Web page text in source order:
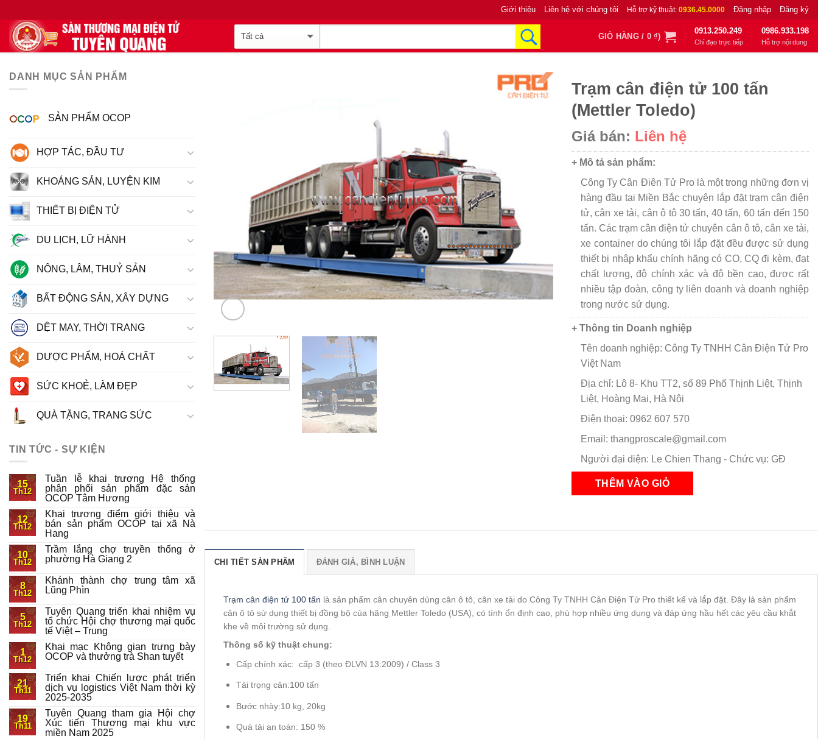
Giới thiệu Liên hệ với chúng tôi Hỗ trợ kỹ thuật: 0936.45.0000 Đăng nhập Đăng ký
GIỎ HÀNG / 0₫)
0913.250.249
Chỉ đạo trực tiếp
0986.933.198
Hỗ trợ nội dung
DANH MỤC SẢN PHẨM
SẢN PHẨM OCOP
HỢP TÁC, ĐẦU TƯ
KHOÁNG SẢN, LUYỆN KIM
THIẾT BỊ ĐIỆN TỬ
DU LỊCH, LỮ HÀNH
NÔNG, LÂM, THUỶ SẢN
BẤT ĐỘNG SẢN, XÂY DỰNG
DỆT MAY, THỜI TRANG
DƯỢC PHẨM, HOÁ CHẤT
SỨC KHOẺ, LÀM ĐẸP
QUÀ TẶNG, TRANG SỨC
TIN TỨC - SỰ KIỆN
15
Th12
Tuần lễ khai trương Hệ thống
phân phối sản phẩm đặc sản
OCOP Tâm Hương
12
Th12
Khai trương điểm giới thiệu và
bán sản phẩm OCOP tại xã Nà
Hang
10
Th12
Trầm lắng chợ truyền thống ở
phường Hà Giang 2
8
Th12
Khánh thành chợ trung tâm xã
Lũng Phìn
5
Th12
Tuyên Quang triển khai nhiệm vụ
tổ chức Hội chợ thương mại quốc
tế Việt – Trung
1
Th12
Khai mạc Không gian trưng bày
OCOP và thưởng trà Shan tuyết
21
Th11
Triển khai Chiến lược phát triển
dịch vụ logistics Việt Nam thời kỳ
2025-2035
19
Th11
Tuyên Quang tham gia Hội chợ
Xúc tiến Thương mại khu vực
miền Nam 2025
Trạm cân điện tử 100 tấn
(Mettler Toledo)
Giá bán: Liên hệ
+ Mô tả sản phẩm:
Công Ty Cân Điên Tử Pro là một trong những đơn vị
hàng đầu tại Miền Bắc chuyên lắp đặt trạm cân điện
tử, cân xe tải, cân ô tô 30 tấn, 40 tấn, 60 tấn đến 150
tấn. Các trạm cân điện tử chuyên cân ô tô, cân xe tải,
xe container do chúng tôi lắp đặt đều được sử dụng
thiết bị nhập khẩu chính hãng có CO, CQ đi kèm, đạt
chất lượng, độ chính xác và độ bền cao, được rất
nhiều tập đoàn, công ty liên doanh và doanh nghiệp
trong nước sử dụng.
+ Thông tin Doanh nghiệp
Tên doanh nghiệp: Công Ty TNHH Cân Điện Tử Pro
Việt Nam
Địa chỉ: Lô 8- Khu TT2, số 89 Phố Thịnh Liệt, Thịnh
Liệt, Hoàng Mai, Hà Nội
Điện thoại: 0962 607 570
Email: thangproscale@gmail.com
Người đại diện: Le Chien Thang - Chức vụ: GĐ
CHI TIẾT SẢN PHẨM ĐÁNH GIÁ, BÌNH LUẬN
Trạm cân điện tử 100 tấn là sản phẩm cân chuyên dùng cân ô tô, cân xe tải do Công Ty TNHH Cân Điện Tử Pro thiết kế và lắp đặt. Đây là sản phẩm
cân ô tô sử dụng thiết bị đồng bộ của hãng Mettler Toledo (USA), có tính ổn định cao, phù hợp nhiều ứng dụng và đáp ứng hầu hết các yêu cầu khắt
khe về môi trường sử dụng.
Thông số kỹ thuật chung:
Cấp chính xác: cấp 3 (theo ĐLVN 13:2009) / Class 3
Tải trọng cân:100 tấn
Bước nhày:10 kg, 20kg
Quá tải an toàn: 150 %